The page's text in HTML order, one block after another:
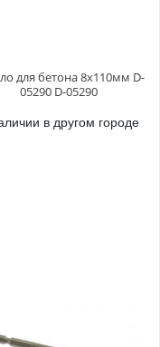
для бетона 8x110мм D-
05290 D-05290
в другом городе